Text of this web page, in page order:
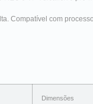
Compatível com
Dimensões